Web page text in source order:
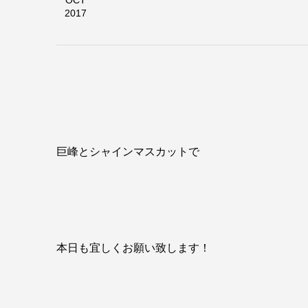
2017
巨峰とシャインマスカットで
本日も宜しくお願い致します！